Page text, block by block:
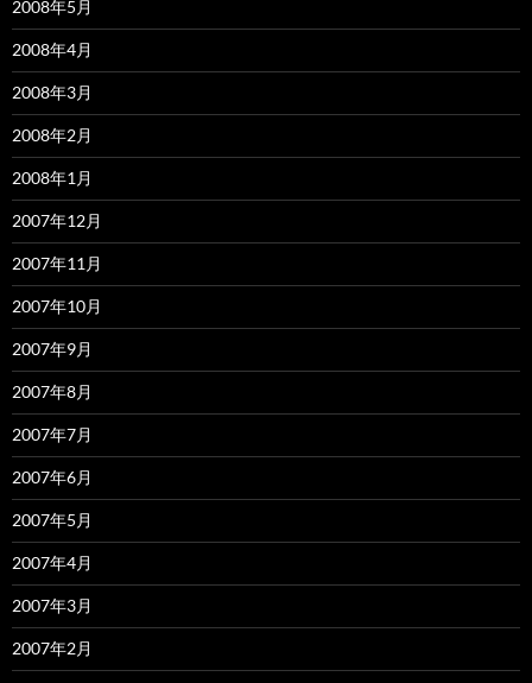
2008年5月
2008年4月
2008年3月
2008年2月
2008年1月
2007年12月
2007年11月
2007年10月
2007年9月
2007年8月
2007年7月
2007年6月
2007年5月
2007年4月
2007年3月
2007年2月